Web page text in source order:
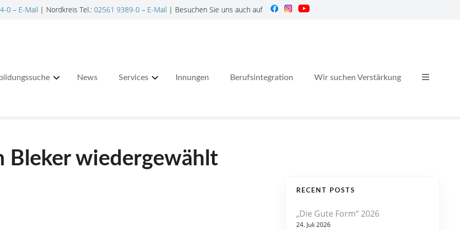
0– E-Mail | Nordkreis Tel.: 02561 9389-0– E-Mail | Besuchen Sie uns auch auf
News Services Innungen Berufsintegration Wir suchen Verstärkung
Bleker wiedergewählt
RECENT POSTS
„Die Gute Form“ 2026
24. Juli 2026